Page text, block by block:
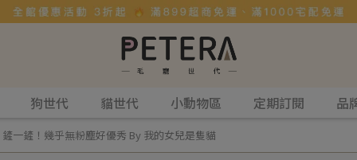
狗世代 貓世代 小動物區 定期訂閱 品
一鏟！幾乎無粉塵好優秀 By 我的女兒是隻貓